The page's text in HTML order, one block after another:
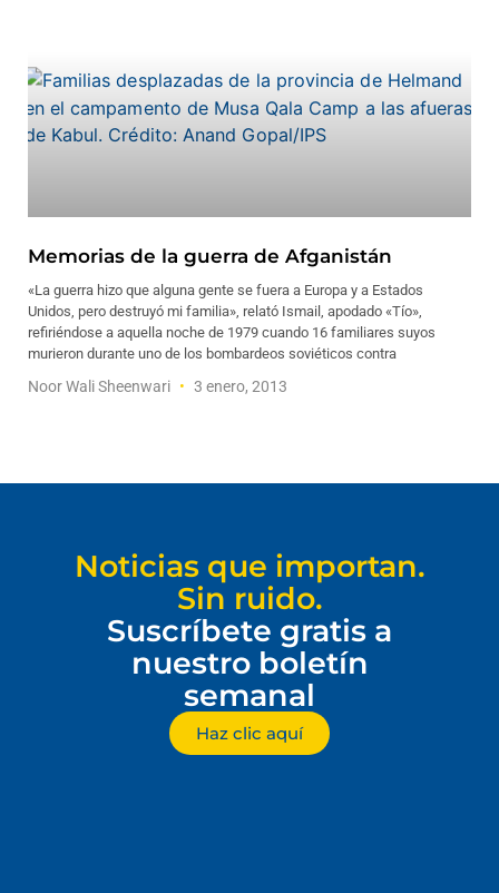
Memorias de la guerra de Afganistán
«La guerra hizo que alguna gente se fuera a Europa y a Estados
Unidos, pero destruyó mi familia», relató Ismail, apodado «Tío»,
refiriéndose a aquella noche de 1979 cuando 16 familiares suyos
murieron durante uno de los bombardeos soviéticos contra
Noor Wali Sheenwari 3 enero, 2013
Noticias que importan.
Sin ruido.
Suscríbete gratis a
nuestro boletín
semanal
Haz clic aquí